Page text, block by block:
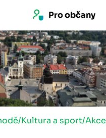
Pro občany
/Kultura a sport/Akce